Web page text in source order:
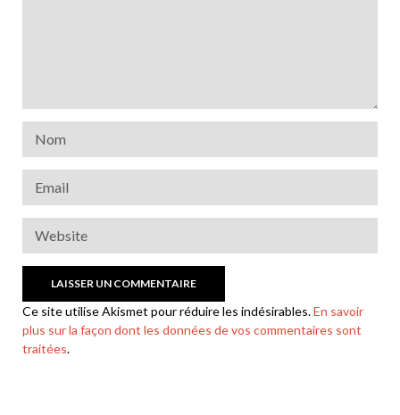
Ce site utilise Akismet pour réduire les indésirables.En savoir
plus sur la façon dont les données de vos commentaires sont
traitées.